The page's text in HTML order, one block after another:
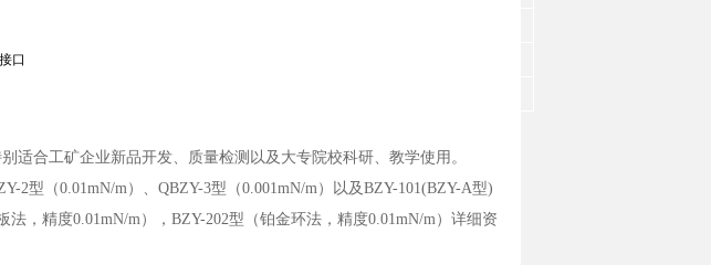
口
适合工矿企业新品开发、质量检测以及大专院校科研、教学使用。
2型（0.01mN/m）、QBZY-3型（0.001mN/m）以及BZY-101(BZY-A型)
法，精度0.01mN/m），BZY-202型（铂金环法，精度0.01mN/m）详细资